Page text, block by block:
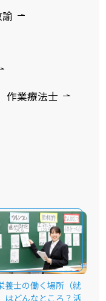
作業療法士
養士の働く場所（就
はどんなところ？活